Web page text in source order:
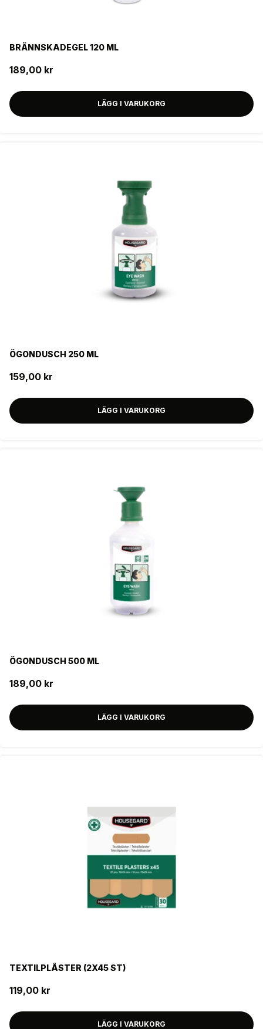
BRÄNNSKADEGEL 120 ML
189,00 kr
LÄGG I VARUKORG
ÖGONDUSCH 250 ML
159,00 kr
LÄGG I VARUKORG
ÖGONDUSCH 500 ML
189,00 kr
LÄGG I VARUKORG
TEXTILPLÅSTER (2X45 ST)
119,00 kr
LÄGG I VARUKORG